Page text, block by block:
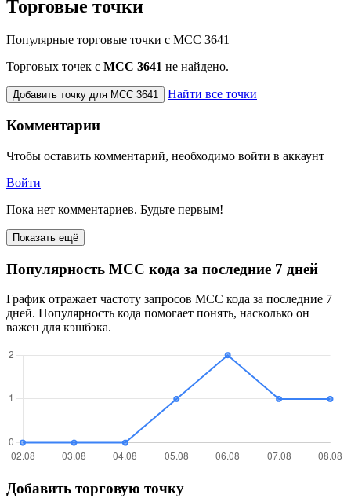
Торговые точки
Популярные торговые точки с MCC 3641
Торговых точек с МСС 3641 не найдено.
Добавить точку для MCC 3641 Найти все точки
Комментарии
Чтобы оставить комментарий, необходимо войти в аккаунт
Войти
Пока нет комментариев. Будьте первым!
Показать ещё
Популярность MCC кода за последние 7 дней
График отражает частоту запросов MCC кода за последние 7
дней. Популярность кода помогает понять, насколько он
важен для кэшбэка.
Добавить торговую точку